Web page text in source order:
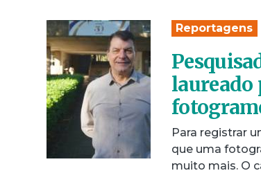
Reportagens
laureado
Para registrar
que uma
muito mais. O